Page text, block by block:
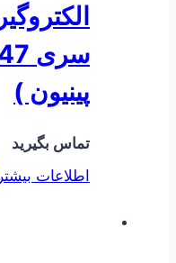
پینیون )
تماس بگیرید
اطلاعات بیشتر